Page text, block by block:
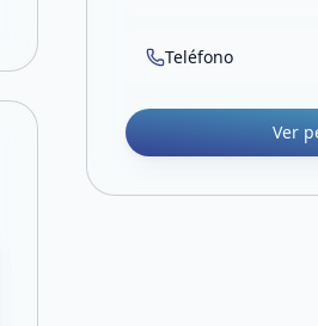
Teléfono
Ver